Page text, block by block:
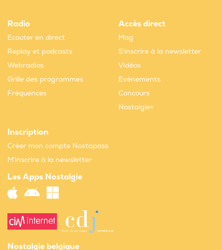
Radio
Ecouter en direct
Replay et podcasts
Webradios
Grille des programmes
Fréquences
Accès direct
Mag
S'inscrire à la newsletter
Vidéos
Evènements
Concours
Nostalgie+
Inscription
Créer mon compte Nostapass
M'inscrire à la newsletter
Les Apps Nostalgie
Nostalgie belgique